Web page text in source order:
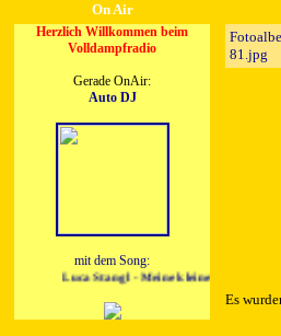
On Air
Herzlich Willkommen beim
Volldampfradio
Gerade OnAir:
Auto DJ
mit dem Song:
Luca Stangl - Meine kleine Welt 2018
81.jpg
Es